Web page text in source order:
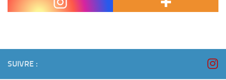
tombe amoureux d’Agnès Meerman, nièce du directeur...
SUIVRE :